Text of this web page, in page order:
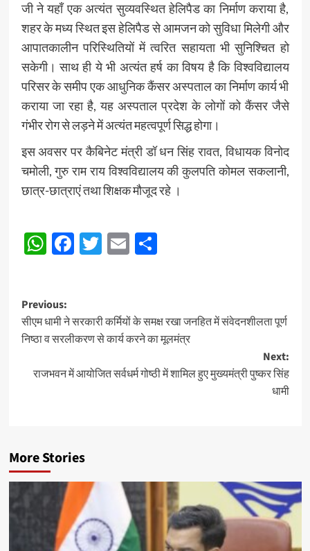
जी ने यहाँ एक अत्यंत सुव्यवस्थित हेलिपैड का निर्माण कराया है,
शहर के मध्य स्थित इस हेलिपैड से आमजन को सुविधा मिलेगी और
आपातकालीन परिस्थितियों में त्वरित सहायता भी सुनिश्चित हो
सकेगी। साथ ही ये भी अत्यंत हर्ष का विषय है कि विश्वविद्यालय
परिसर के समीप एक आधुनिक कैंसर अस्पताल का निर्माण कार्य भी
कराया जा रहा है, यह अस्पताल प्रदेश के लोगों को कैंसर जैसे
गंभीर रोग से लड़ने में अत्यंत महत्वपूर्ण सिद्ध होगा।
इस अवसर पर कैबिनेट मंत्री डॉ धन सिंह रावत, विधायक विनोद
चमोली, गुरु राम राय विश्वविद्यालय की कुलपति कोमल सकलानी,
छात्र-छात्राएं तथा शिक्षक मौजूद रहे ।
Post
Navigation
WhatsApp
Facebook
Twitter
EmailShare
Post
navigation
Previous:
सीएम धामी ने सरकारी कर्मियों के समक्ष रखा जनहित में संवेदनशीलता पूर्ण
निष्ठा व सरलीकरण से कार्य करने का मूलमंत्र
Next:
राजभवन में आयोजित सर्वधर्म गोष्ठी में शामिल हुए मुख्यमंत्री पुष्कर सिंह
धामी
More Stories